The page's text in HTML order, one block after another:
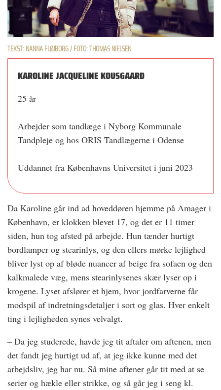
TEKST: NANNA FLØJBORG / FOTO: THOMAS NIELSEN
KAROLINE JACQUELINE KOUSGAARD
25 år
Arbejder som tandlæge i Nyborg Kommunale
Tandpleje og hos ORIS Tandlægerne i Odense
Uddannet fra Københavns Universitet i juni 2023
Da Karoline går ind ad hoveddøren hjemme på Amager i
København, er klokken blevet 17, og det er 11 timer
siden, hun tog afsted på arbejde. Hun tænder hurtigt
bordlamper og stearinlys, og den ellers mørke lejlighed
bliver lyst op af bløde nuancer af beige fra sofaen og den
kalkmalede væg, mens stearinlysenes skær lyser op i
krogene. Lyset afslører et hjem, hvor jordfarverne får
modspil af indretningsdetaljer i sort og glas. Hver enkelt
ting i lejligheden synes velvalgt.
– Da jeg studerede, havde jeg tit aftaler om aftenen, men
det fandt jeg hurtigt ud af, at jeg ikke kunne med det
arbejdsliv, jeg har nu. Så mine aftener går tit med at se
serier og hækle eller strikke, og så går jeg i seng kl.